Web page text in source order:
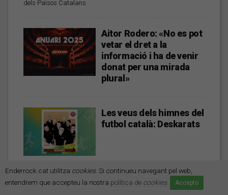
Enderrock.cat utilitza cookies. Si continueu navegant pel web,
entendrem que accepteu la nostra política de cookies. Accepto
dels Països Catalans
Aitor Rodero: «No es pot
vetar el dret a la
informació i ha de venir
donat per una mirada
plural»
Les veus dels himnes del
futbol català: Deskarats
Mark Boske: «No